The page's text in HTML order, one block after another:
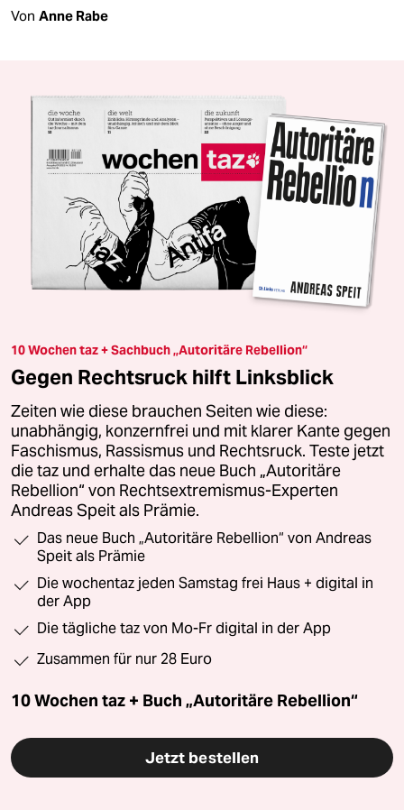
Von Anne Rabe
10 Wochen taz + Sachbuch „Autoritäre Rebellion“
Gegen Rechtsruck hilft Linksblick
Zeiten wie diese brauchen Seiten wie diese:
unabhängig, konzernfrei und mit klarer Kante gegen
Faschismus, Rassismus und Rechtsruck. Teste jetzt
die taz und erhalte das neue Buch „Autoritäre
Rebellion“ von Rechtsextremismus-Experten
Andreas Speit als Prämie.
Das neue Buch „Autoritäre Rebellion“ von Andreas
Speit als Prämie
Die wochentaz jeden Samstag frei Haus + digital in
der App
Die tägliche taz von Mo-Fr digital in der App
Zusammen für nur 28 Euro
10 Wochen taz + Buch „Autoritäre Rebellion“
Jetzt bestellen